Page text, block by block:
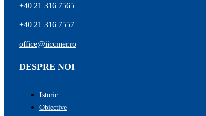
+40 21 316 7565
+40 21 316 7557
office@iiccmer.ro
DESPRE NOI
Istoric
Obiective